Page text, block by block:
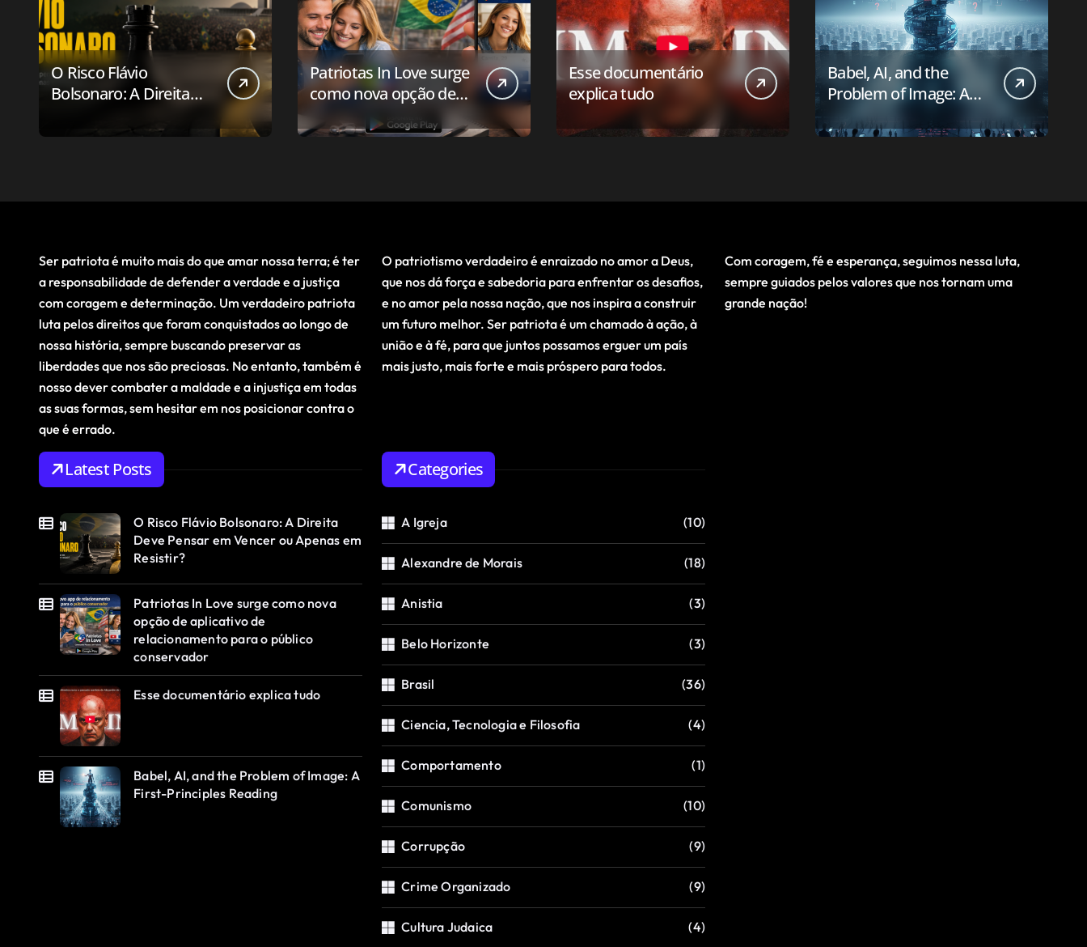
O Risco Flávio
Bolsonaro: A Direita
Vencer ou Apenas em
Patriotas In Love surge
como nova opção de
aplicativo de
relacionamento para o
Esse documentário
explica tudo
Babel, AI, and the
Problem of Image: A
Ser patriota é muito mais do que amar nossa terra; é ter
a responsabilidade de defender a verdade e a justiça
com coragem e determinação. Um verdadeiro patriota
luta pelos direitos que foram conquistados ao longo de
nossa história, sempre buscando preservar as
liberdades que nos são preciosas. No entanto, também é
nosso dever combater a maldade e a injustiça em todas
as suas formas, sem hesitar em nos posicionar contra o
que é errado.
O patriotismo verdadeiro é enraizado no amor a Deus,
que nos dá força e sabedoria para enfrentar os desafios,
e no amor pela nossa nação, que nos inspira a construir
um futuro melhor. Ser patriota é um chamado à ação, à
união e à fé, para que juntos possamos erguer um país
mais justo, mais forte e mais próspero para todos.
Com coragem, fé e esperança, seguimos nessa luta,
sempre guiados pelos valores que nos tornam uma
grande nação!
Latest Posts
O Risco Flávio Bolsonaro: A Direita
Deve Pensar em Vencer ou Apenas em
Resistir?
Patriotas In Love surge como nova
opção de aplicativo de
relacionamento para o público
conservador
Esse documentário explica tudo
Babel, AI, and the Problem of Image: A
First-Principles Reading
Categories
A Igreja (10)
Alexandre de Morais (18)
Anistia (3)
Belo Horizonte (3)
Brasil (36)
Ciencia, Tecnologia e Filosofia (4)
Comportamento (1)
Comunismo (10)
Corrupção (9)
Crime Organizado (9)
Cultura Judaica (4)